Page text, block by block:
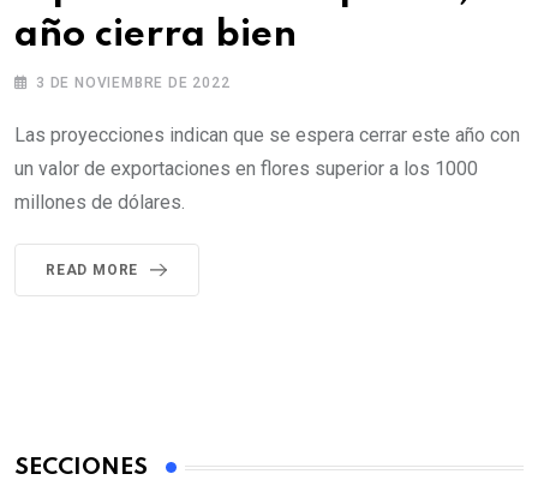
año cierra bien
3 DE NOVIEMBRE DE 2022
Las proyecciones indican que se espera cerrar este año con
un valor de exportaciones en flores superior a los 1000
millones de dólares.
READ MORE
SECCIONES